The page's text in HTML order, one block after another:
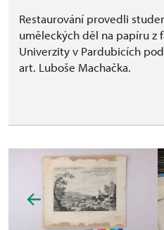
Restaurování provedli
uměleckých děl na papíru z
Univerzity v Pardubicích
art. Luboše Machačka.